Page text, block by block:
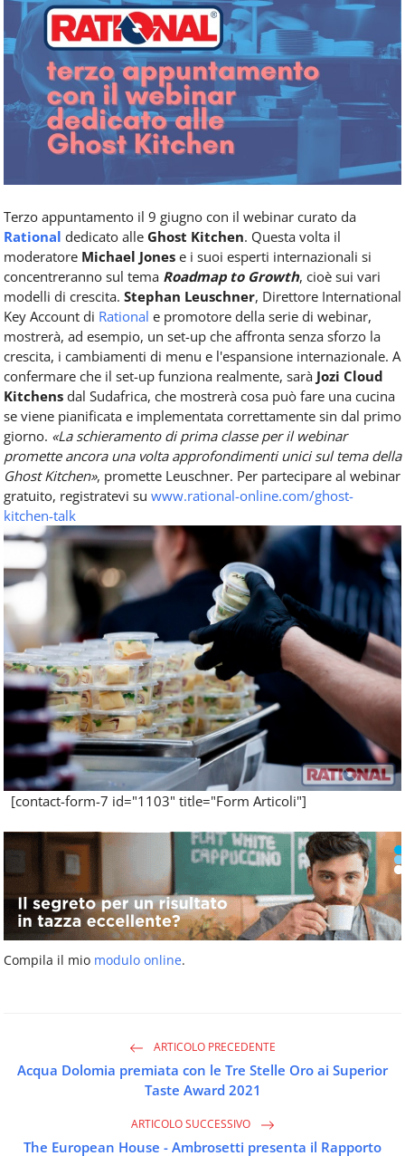
Service
e
le
novità
del
comparto
Horeca.
Terzo appuntamento il 9 giugno con il webinar curato da
Rational dedicato alle Ghost Kitchen. Questa volta il
moderatore Michael Jones e i suoi esperti internazionali si
concentreranno sul tema Roadmap to Growth, cioè sui vari
modelli di crescita. Stephan Leuschner, Direttore International
Key Account di Rational e promotore della serie di webinar,
mostrerà, ad esempio, un set-up che affronta senza sforzo la
crescita, i cambiamenti di menu e l'espansione internazionale. A
confermare che il set-up funziona realmente, sarà Jozi Cloud
Kitchens dal Sudafrica, che mostrerà cosa può fare una cucina
se viene pianificata e implementata correttamente sin dal primo
giorno. «La schieramento di prima classe per il webinar
promette ancora una volta approfondimenti unici sul tema della
Ghost Kitchen», promette Leuschner. Per partecipare al webinar
gratuito, registratevi su www.rational-online.com/ghost-
kitchen-talk
[contact-form-7 id="1103" title="Form Articoli"]
Compila il mio modulo online.
ARTICOLO PRECEDENTE
Acqua Dolomia premiata con le Tre Stelle Oro ai Superior
Taste Award 2021
ARTICOLO SUCCESSIVO
The European House - Ambrosetti presenta il Rapporto